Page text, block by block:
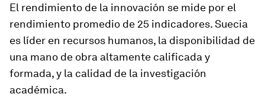
El rendimiento de la innovación se mide por el
rendimiento promedio de 25 indicadores. Suecia
es líder en recursos humanos, la disponibilidad de
una mano de obra altamente calificada y
formada, y la calidad de la investigación
académica.